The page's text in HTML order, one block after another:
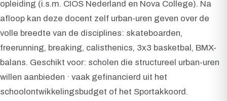
opleiding (i.s.m. CIOS Nederland en Nova College). Na
afloop kan deze docent zelf urban-uren geven over de
volle breedte van de disciplines: skateboarden,
freerunning, breaking, calisthenics, 3x3 basketbal, BMX-
balans. Geschikt voor: scholen die structureel urban-uren
willen aanbieden · vaak gefinancierd uit het
schoolontwikkelingsbudget of het Sportakkoord.